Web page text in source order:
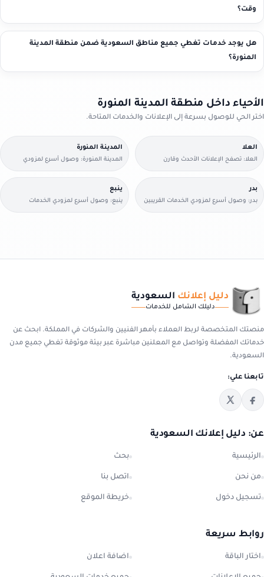
وقت؟
هل يوجد خدمات تغطي جميع مناطق السعودية ضمن منطقة المدينة
المنورة؟
الأحياء داخل منطقة المدينة المنورة
اختر الحي للوصول بسرعة إلى الإعلانات والخدمات المتاحة.
العلا
العلا: تصفح الإعلانات الأحدث وقارن
التفاصيل بسرعة.
المدينة المنورة
المدينة المنورة: وصول أسرع لمزودي
الخدمات القريبين منك.
بدر
بدر: وصول أسرع لمزودي الخدمات القريبين
منك.
ينبع
ينبع: وصول أسرع لمزودي الخدمات
القريبين منك.
دليل إعلانك السعودية
دليلك الشامل للخدمات
منصتك المتخصصة لربط العملاء بأمهر الفنيين والشركات في المملكة. ابحث عن
خدماتك المفضلة وتواصل مع المعلنين مباشرة عبر بيئة موثوقة تغطي جميع مدن
السعودية.
تابعنا علي:
عن: دليل إعلانك السعودية
الرئيسية بحث
من نحن اتصل بنا
تسجيل دخول خريطة الموقع
روابط سريعة
اختار الباقة اضافة اعلان